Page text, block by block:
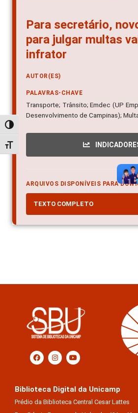
Alternar alto contraste
Alternar tamanho da fonte
Para secretário,
para julgar multas
infrator
AUTOR(ES)
PALAVRAS-CHAVE
Transporte; Trânsito; Emdec (UP
Desenvolvimento de Campinas);
ARQUIVOS DISPONÍVEIS PARA
TEXTO COMPLETO
Biblioteca Digital da Unicamp
Prédio da Biblioteca Central Cesar Lattes